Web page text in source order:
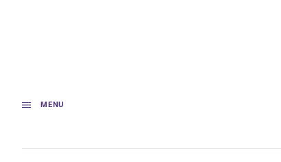
MENU
Accueil Œnotourisme Randonnée Bordeaux Vignoble Engagé